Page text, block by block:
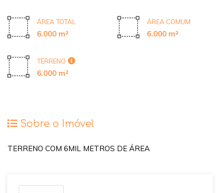
ÁREA TOTAL
6.000 m²
ÁREA COMUM
6.000 m²
TERRENO
6.000 m²
Sobre o Imóvel
TERRENO COM 6MIL METROS DE ÁREA